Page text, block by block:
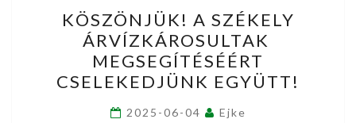
A
SZÉKELY
ÁRVÍZKÁROSULTAK
MEGSEGÍTÉSÉÉRT
CSELEKEDJÜNK
KÖSZÖNJÜK! A SZÉKELY
ÁRVÍZKÁROSULTAK
MEGSEGÍTÉSÉÉRT
CSELEKEDJÜNK EGYÜTT!
2025-06-04 Ejke